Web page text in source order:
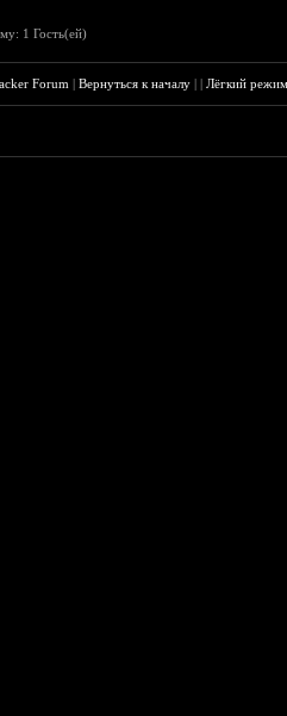
1 Гость(ей)
Forum |Вернуться к началу ||Лёгкий